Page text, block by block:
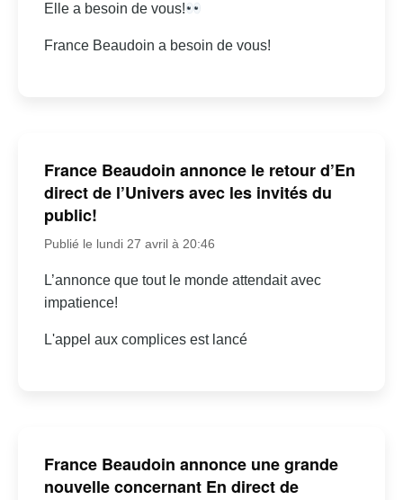
Elle a besoin de vous!
France Beaudoin a besoin de vous!
France Beaudoin annonce le retour d’En
direct de l’Univers avec les invités du
public!
Publié le lundi 27 avril à 20:46
L’annonce que tout le monde attendait avec
impatience!
L'appel aux complices est lancé
France Beaudoin annonce une grande
nouvelle concernant En direct de